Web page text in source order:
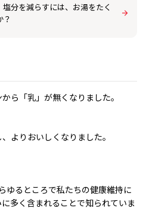
分を減らすには、お湯をたく
？
ら「乳」が無くなりました。
よりおいしくなりました。
ゆるところで私たちの健康維持に
多く含まれることで知られていま